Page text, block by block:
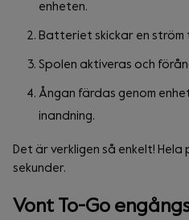
enheten.
Batteriet skickar en ström
Spolen aktiveras och
Ångan färdas genom
inandning.
Det är verkligen så enkelt!
sekunder.
Vont To-Go